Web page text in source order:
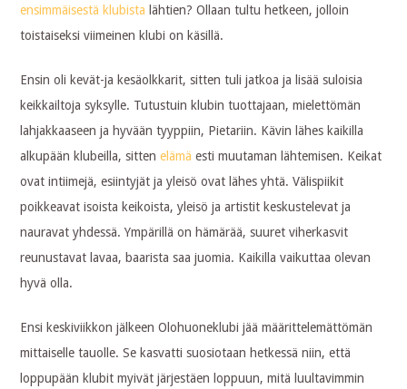
ensimmäisestä klubista lähtien? Ollaan tultu hetkeen, jolloin
toistaiseksi viimeinen klubi on käsillä.
Ensin oli kevät-ja kesäolkkarit, sitten tuli jatkoa ja lisää suloisia
keikkailtoja syksylle. Tutustuin klubin tuottajaan, mielettömän
lahjakkaaseen ja hyvään tyyppiin, Pietariin. Kävin lähes kaikilla
alkupään klubeilla, sittenelämä esti muutaman lähtemisen. Keikat
ovat intiimejä, esiintyjät ja yleisö ovat lähes yhtä. Välispiikit
poikkeavat isoista keikoista, yleisö ja artistit keskustelevat ja
nauravat yhdessä. Ympärillä on hämärää, suuret viherkasvit
reunustavat lavaa, baarista saa juomia. Kaikilla vaikuttaa olevan
hyvä olla.
Ensi keskiviikkon jälkeen Olohuoneklubi jää määrittelemättömän
mittaiselle tauolle. Se kasvatti suosiotaan hetkessä niin, että
loppupään klubit myivät järjestäen loppuun, mitä luultavimmin